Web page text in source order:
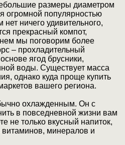
размеры диаметром
огромной популярностью
ничего удивительного,
прекрасный компот,
мы поговорим более
– прохладительный
ягод брусники,
воды. Существует масса
однако куда проще купить
вашего региона.
охлажденным. Он с
в повседневной жизни вам
не только вкусный напиток,
витаминов, минералов и